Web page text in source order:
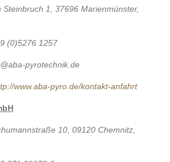
Steinbruch 1, 37696 Marienmünster,
(0)5276 1257
pyrotechnik.de
www.aba-pyro.de/kontakt-anfahrt
10, 09120 Chemnitz,